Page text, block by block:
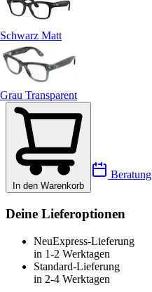
Schwarz Matt
Grau Transparent
In den Warenkorb
Deine Lieferoptionen
NeuExpress-Lieferung
in 1-2 Werktagen
Standard-Lieferung
in 2-4 Werktagen